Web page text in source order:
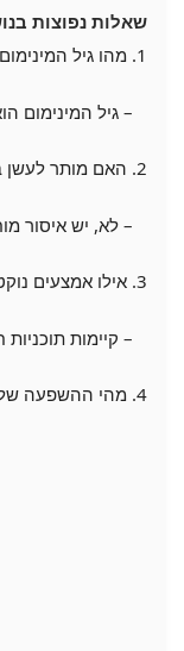
שאלות נפוצות
1. מהו גיל המינימום לעישון בישראל?
– גיל המינימום הוא
2. האם מותר לעשן במקומות ציבוריים?
– לא, יש איסור
3. אילו אמצעים נוקטים כדי למנוע עישון בקרב בני נוער?
– קיימות תוכניות
4. מהי ההשפעה של חקיקת עישון על בריאות הציבור?